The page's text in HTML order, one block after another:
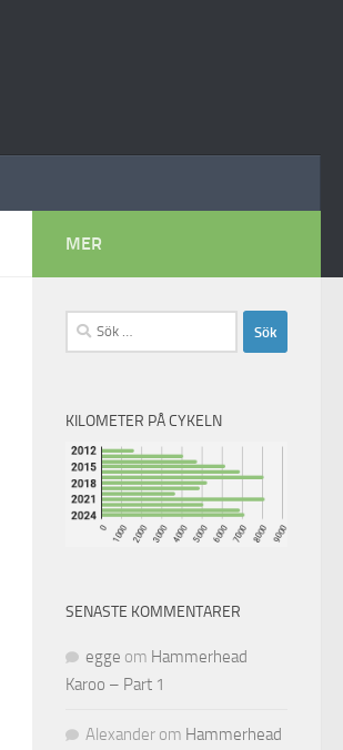
MER
Sök
efter:
KILOMETER PÅ CYKELN
SENASTE KOMMENTARER
egge om Hammerhead
Karoo – Part 1
Alexander om Hammerhead